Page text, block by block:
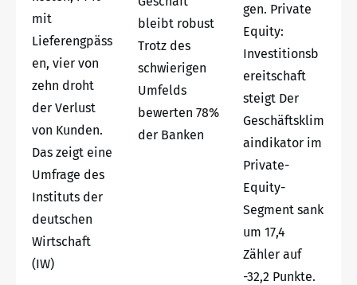
mit
Lieferengpäss
en, vier von
zehn droht
der Verlust
von Kunden.
Das zeigt eine
Umfrage des
Instituts der
deutschen
Wirtschaft
(IW)
bleibt robust
Trotz des
schwierigen
Umfelds
bewerten 78%
der Banken
gen. Private
Equity:
Investitionsb
ereitschaft
steigt Der
Geschäftsklim
aindikator im
Private-
Equity-
Segment sank
um 17,4
Zähler auf
-32,2 Punkte.